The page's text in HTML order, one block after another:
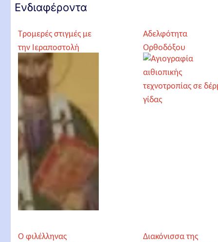
Ενδιαφέροντα
Τρομερές στιγμές με
την Ιεραποστολή
στην Αφρική
Αδελφότητα
Ορθοδόξου
Εξωτερικής
Ιεραποστολής
Ο φιλέλληνας
Διακόνισσα της